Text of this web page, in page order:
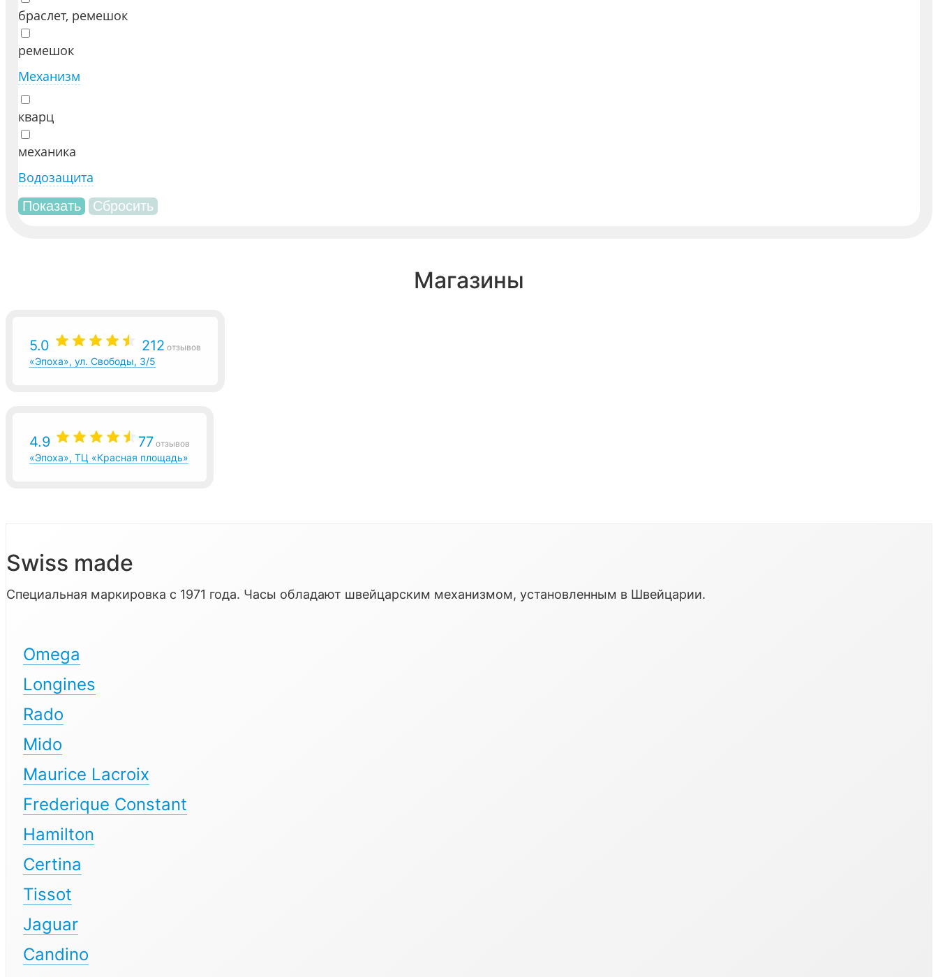
браслет, ремешок
ремешок
Механизм
кварц
механика
Водозащита
Магазины
5.0 212 отзывов
«Эпоха», ул. Свободы, 3/5
4.9 77 отзывов
«Эпоха», ТЦ «Красная площадь»
Swiss made
Специальная маркировка с 1971 года. Часы обладают швейцарским механизмом, установленным в Швейцарии.
Omega
Longines
Rado
Mido
Maurice Lacroix
Frederique Constant
Hamilton
Certina
Tissot
Jaguar
Candino